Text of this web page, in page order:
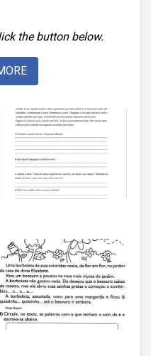
the button below.